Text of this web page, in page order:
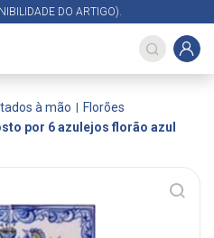
DO ARTIGO).
à mão
Florões
por 6 azulejos florão azul